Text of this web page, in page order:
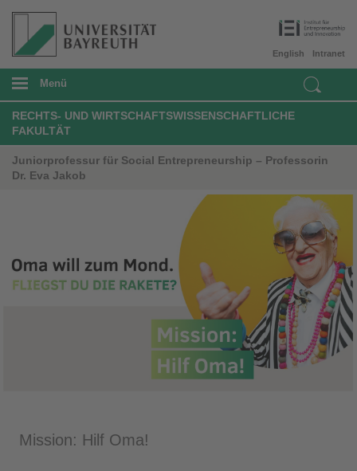
Intranet
English
Menü
RECHTS- UND WIRTSCHAFTSWISSENSCHAFTLICHE
FAKULTÄT
Juniorprofessur für Social Entrepreneurship – Professorin
Dr. Eva Jakob
Mission: Hilf Oma!